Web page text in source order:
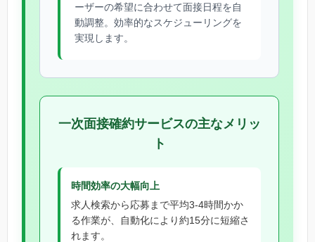
ーザーの希望に合わせて面接日程を自
動調整。効率的なスケジューリングを
実現します。
一次面接確約サービスの主なメリッ
ト
時間効率の大幅向上
求人検索から応募まで平均3-4時間かか
る作業が、自動化により約15分に短縮さ
れます。